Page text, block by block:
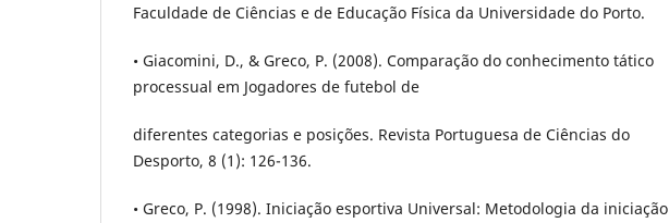
Faculdade de Ciências e de Educação Física da Universidade do Porto.
• Giacomini, D., & Greco, P. (2008). Comparação do conhecimento tático
processual em Jogadores de futebol de
diferentes categorias e posições. Revista Portuguesa de Ciências do
Desporto, 8 (1): 126-136.
• Greco, P. (1998). Iniciação esportiva Universal: Metodologia da iniciação